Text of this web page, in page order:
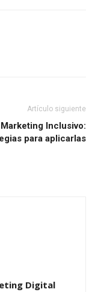
Artículo siguiente
Marketing Inclusivo:
para aplicarlas
Digital